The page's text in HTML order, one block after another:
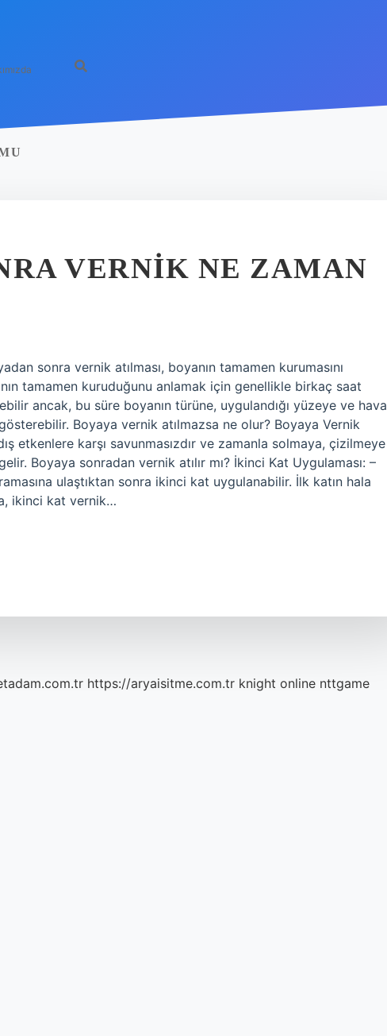
VERNIK NE ZAMAN
sonra vernik atılması, boyanın tamamen kurumasını
tamamen kuruduğunu anlamak için genellikle birkaç saat
ancak, bu süre boyanın türüne, uygulandığı yüzeye ve hava
Boyaya vernik atılmazsa ne olur? Boyaya Vernik
etkenlere karşı savunmasızdır ve zamanla solmaya, çizilmeye
Boyaya sonradan vernik atılır mı? İkinci Kat Uygulaması: –
ulaştıktan sonra ikinci kat uygulanabilir. İlk katın hala
ikinci kat vernik…
https://aryaisitme.com.tr knight online nttgame